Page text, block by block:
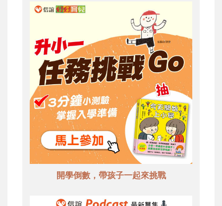
開學倒數，帶孩子一起來挑戰